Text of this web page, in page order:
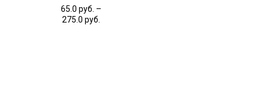
65.0 руб. –
275.0 руб.